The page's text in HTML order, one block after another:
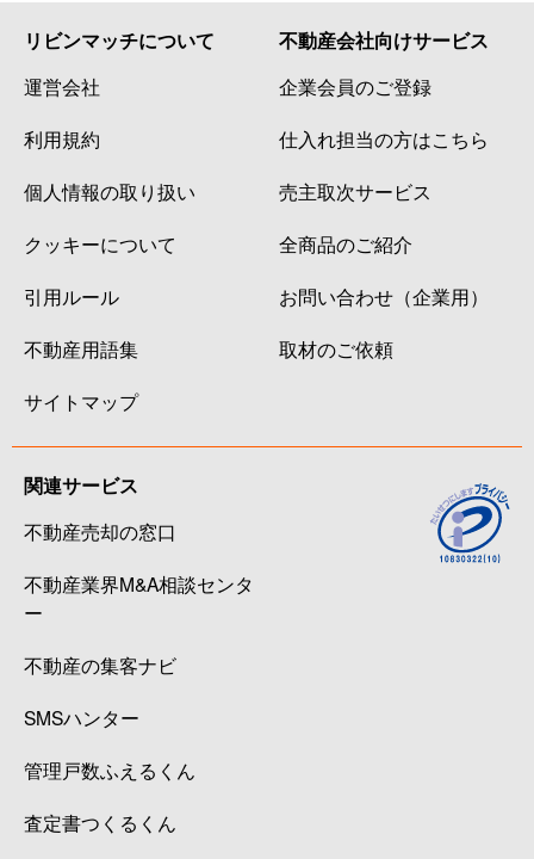
リビンマッチについて
運営会社
利用規約
個人情報の取り扱い
クッキーについて
引用ルール
不動産用語集
サイトマップ
不動産会社向けサービス
企業会員のご登録
仕入れ担当の方はこちら
売主取次サービス
全商品のご紹介
お問い合わせ（企業用）
取材のご依頼
関連サービス
不動産売却の窓口
不動産業界M&A相談センタ
ー
不動産の集客ナビ
SMSハンター
管理戸数ふえるくん
査定書つくるくん